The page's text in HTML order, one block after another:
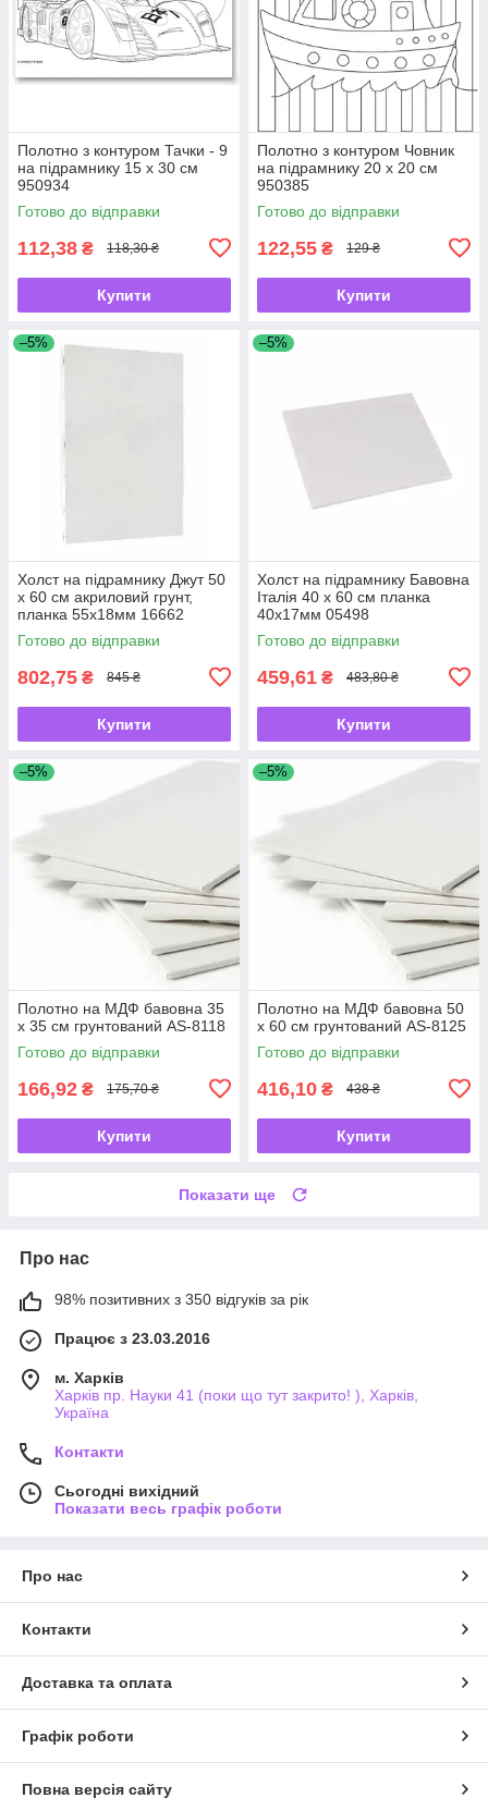
Полотно з контуром Тачки - 9
на підрамнику 15 х 30 см
950934
Готово до відправки
112,38 ₴ 118,30 ₴
Купити
Полотно з контуром Човник
на підрамнику 20 х 20 см
950385
Готово до відправки
122,55 ₴ 129 ₴
Купити
–5%
Холст на підрамнику Джут 50
х 60 см акриловий грунт,
планка 55х18мм 16662
Готово до відправки
802,75 ₴ 845 ₴
Купити
–5%
Холст на підрамнику Бавовна
Італія 40 х 60 см планка
40х17мм 05498
Готово до відправки
459,61 ₴ 483,80 ₴
Купити
–5%
Полотно на МДФ бавовна 35
х 35 см грунтований AS-8118
Готово до відправки
166,92 ₴ 175,70 ₴
Купити
–5%
Полотно на МДФ бавовна 50
х 60 см грунтований AS-8125
Готово до відправки
416,10 ₴ 438 ₴
Купити
Показати ще
Про нас
98% позитивних з 350 відгуків за рік
Працює з 23.03.2016
м. Харків
Харків пр. Науки 41 (поки що тут закрито! ), Харків,
Україна
Контакти
Сьогодні вихідний
Показати весь графік роботи
Про нас
Контакти
Доставка та оплата
Графік роботи
Повна версія сайту